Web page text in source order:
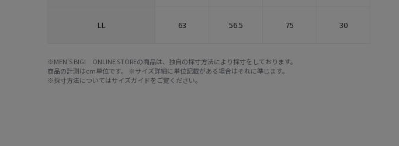
LL 63 56.5 75 30
※MEN'S BIGI ONLINE STOREの商品は、独自の採寸方法により採寸をしております。
商品の計測はcm単位です。 ※サイズ詳細に単位記載がある場合はそれに準じます。
※採寸方法についてはサイズガイドをご覧ください。